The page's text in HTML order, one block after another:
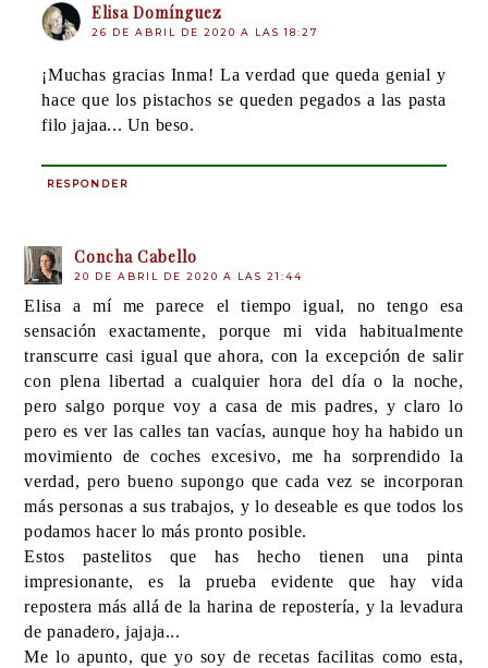
Elisa Domínguez
26 DE ABRIL DE 2020 A LAS 18:27
¡Muchas gracias Inma! La verdad que queda genial y
hace que los pistachos se queden pegados a las pasta
filo jajaa... Un beso.
RESPONDER
Concha Cabello
20 DE ABRIL DE 2020 A LAS 21:44
Elisa a mí me parece el tiempo igual, no tengo esa
sensación exactamente, porque mi vida habitualmente
transcurre casi igual que ahora, con la excepción de salir
con plena libertad a cualquier hora del día o la noche,
pero salgo porque voy a casa de mis padres, y claro lo
pero es ver las calles tan vacías, aunque hoy ha habido un
movimiento de coches excesivo, me ha sorprendido la
verdad, pero bueno supongo que cada vez se incorporan
más personas a sus trabajos, y lo deseable es que todos los
podamos hacer lo más pronto posible.
Estos pastelitos que has hecho tienen una pinta
impresionante, es la prueba evidente que hay vida
repostera más allá de la harina de repostería, y la levadura
de panadero, jajaja...
Me lo apunto, que yo soy de recetas facilitas como esta,